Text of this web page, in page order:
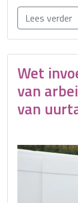
Lees verder
Wet
van
van